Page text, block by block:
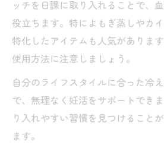
ッチを日課に取り入れることで、
役立ちます。特によもぎ蒸しやカ
特化したアイテムも人気がありま
使用方法に注意しましょう。
自分のライフスタイルに合った冷
で、無理なく妊活をサポートでき
り入れやすい習慣を見つけること
ます。